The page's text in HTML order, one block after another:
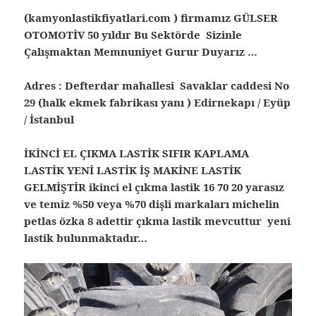
(kamyonlastikfiyatlari.com ) firmamız GÜLSER
OTOMOTİV 50 yıldır Bu Sektörde Sizinle
Çalışmaktan Memnuniyet Gurur Duyarız …
Adres : Defterdar mahallesi Savaklar caddesi No
29 (halk ekmek fabrikası yanı ) Edirnekapı / Eyüp
/ İstanbul
İKİNCİ EL ÇIKMA LASTİK SIFIR KAPLAMA
LASTİK YENİ LASTİK İŞ MAKİNE LASTİK
GELMİŞTİR ikinci el çıkma lastik16 70 20 yarasız
ve temiz %50 veya %70 dişli markaları michelin
petlas özka 8 adettir çıkma lastik mevcuttur yeni
lastik bulunmaktadır…